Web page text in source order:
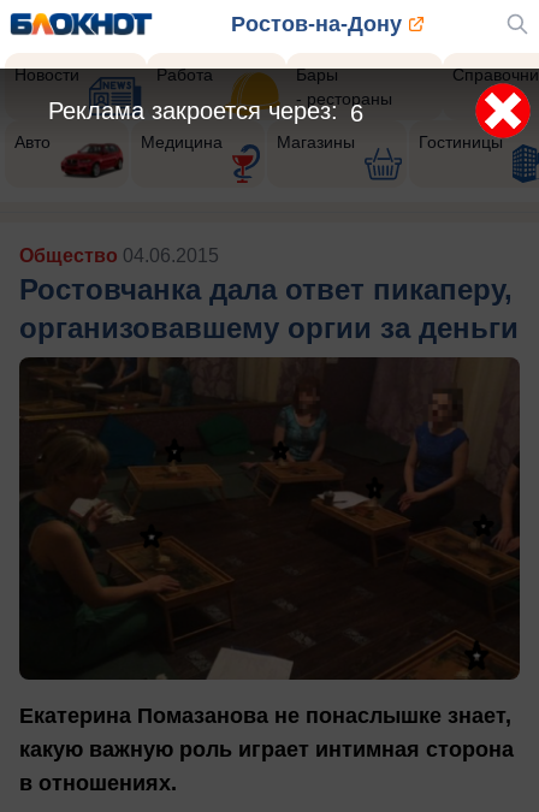
Ростов-на-Дону
Новости Работа
Бары
- рестораны
Авто Медицина Магазины Гостиницы
Общество 04.06.2015
Ростовчанка дала ответ пикаперу,
организовавшему оргии за деньги
Екатерина Помазанова не понаслышке знает,
какую важную роль играет интимная сторона
в отношениях.
4
Реклама закроется через: